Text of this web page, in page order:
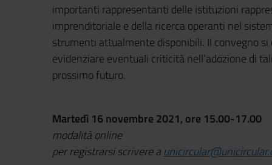
importanti rappresentanti delle istituzioni
imprenditoriale e della ricerca operanti nel
strumenti attualmente disponibili. Il convegno
evidenziare eventuali criticità nell’adozione di
prossimo futuro.
Martedì 16 novembre 2021, ore 15.00-17.00
modalità online
per registrarsi scrivere a